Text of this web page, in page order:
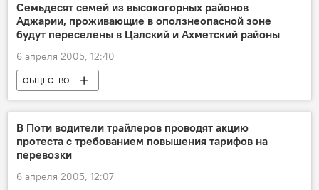
Семьдесят семей из высокогорных районов
Аджарии, проживающие в оползнеопасной зоне
будут переселены в Цалский и Ахметский районы
6 апреля 2005, 12:40
ОБЩЕСТВО
В Поти водители трайлеров проводят акцию
протеста с требованием повышения тарифов на
перевозки
6 апреля 2005, 12:07